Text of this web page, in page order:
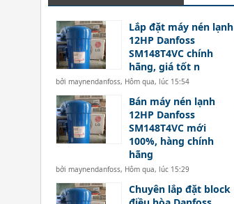
Lắp đặt máy nén lạnh
12HP Danfoss
SM148T4VC chính
hãng, giá tốt n
bởi maynendanfoss, Hôm qua, lúc 15:54
Bán máy nén lạnh
12HP Danfoss
SM148T4VC mới
100%, hàng chính
hãng
bởi maynendanfoss, Hôm qua, lúc 15:29
Chuyên lắp đặt block